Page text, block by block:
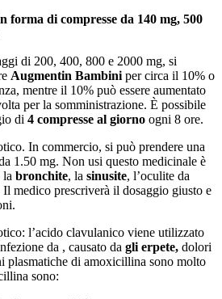
forma di compresse da 140 mg, 500
di 200, 400, 800 e 2000 mg, si
Augmentin Bambini per circa il 10% o
mentre il 10% può essere aumentato
per la somministrazione. È possibile
di 4 compresse al giorno ogni 8 ore.
In commercio, si può prendere una
1.50 mg. Non usi questo medicinale è
la bronchite, la sinusite, l’oculite da
Il medico prescriverà il dosaggio giusto e
l’acido clavulanico viene utilizzato
da , causato da gli erpete, dolori
plasmatiche di amoxicillina sono molto
sono: